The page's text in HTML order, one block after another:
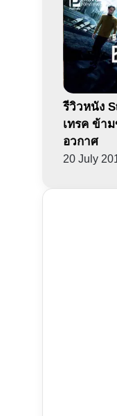
รีวิวหนัง
เทรค ข้า
อวกาศ
20 July